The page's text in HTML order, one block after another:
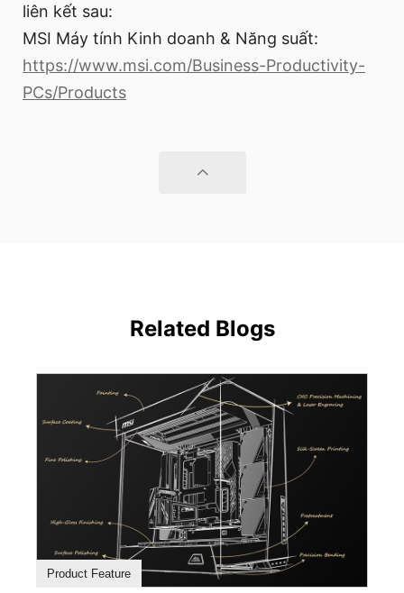
liên kết sau:
MSI Máy tính Kinh doanh & Năng suất:
https://www.msi.com/Business-Productivity-
PCs/Products
Related Blogs
Product Feature